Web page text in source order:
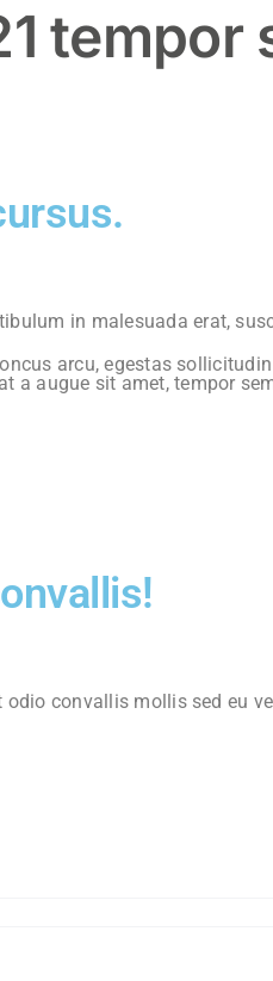
tempor
in malesuada erat,
arcu, egestas
a augue sit amet, tempor
convallis mollis sed eu